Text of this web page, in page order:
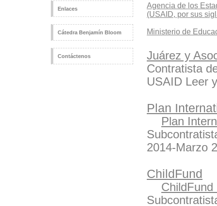
Enlaces
Cátedra Benjamín Bloom
Contáctenos
Agencia de los
(USAID, por sus
Ministerio de
Juárez y
Contratista
USAID Leer
Plan
Plan
2014-Marzo
ChildFund